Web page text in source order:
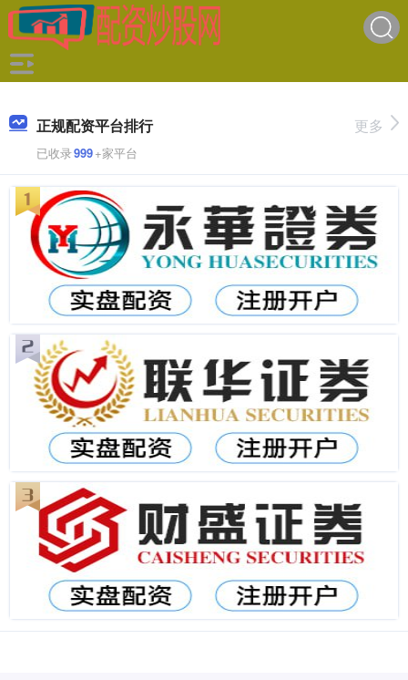
正规配资平台排行
已收录999+家平台
更多